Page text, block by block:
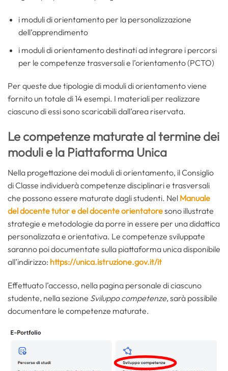
i moduli di orientamento per la personalizzazione
dell’apprendimento
i moduli di orientamento destinati ad integrare i percorsi
per le competenze trasversali e l’orientamento (PCTO)
Per queste due tipologie di moduli di orientamento viene
fornito un totale di 14 esempi. I materiali per realizzare
ciascuno di essi sono scaricabili dall’area riservata.
Le competenze maturate al termine dei
moduli e la Piattaforma Unica
Nella progettazione dei moduli di orientamento, il Consiglio
di Classe individuerà competenze disciplinari e trasversali
che possono essere maturate dagli studenti. Nel Manuale
del docente tutor e del docente orientatoresono illustrate
strategie e metodologie da porre in essere per una didattica
personalizzata e orientativa. Le competenze sviluppate
saranno poi documentate sulla piattaforma unica disponibile
all’indirizzo: https://unica.istruzione.gov.it/it
Effettuato l’accesso, nella pagina personale di ciascuno
studente, nella sezione Sviluppo competenze, sarà possibile
documentare le competenze maturate.